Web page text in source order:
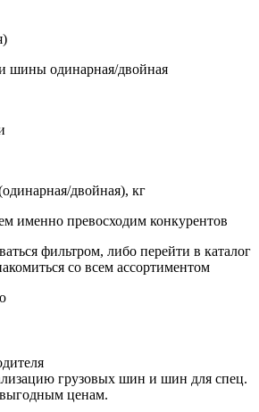
шины одинарная/двойная
двойная), кг
именно превосходим конкурентов
фильтром, либо перейти в каталог
со всем ассортиментом
грузовых шин и шин для спец.
ценам.